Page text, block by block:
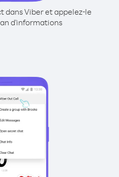
dans Viber et appelez-le
d'informations